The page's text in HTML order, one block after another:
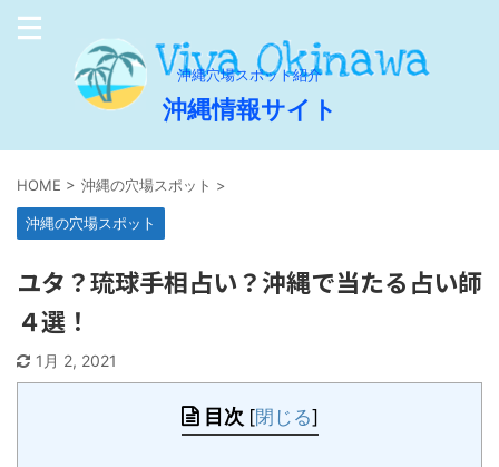
沖縄穴場スポット紹介
沖縄情報サイト
HOME > 沖縄の穴場スポット >
沖縄の穴場スポット
ユタ？琉球手相占い？沖縄で当たる占い師
４選！
1月 2, 2021
目次 [閉じる]